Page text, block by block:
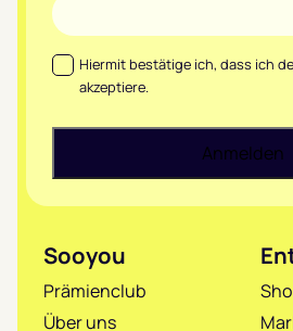
Datenschutz*
Hiermit bestätige ich, dass ich
akzeptiere.
Sooyou
Prämienclub
Über uns